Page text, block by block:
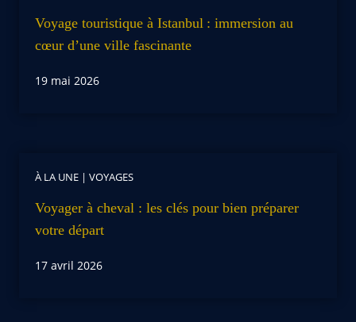
Voyage touristique à Istanbul : immersion au
cœur d’une ville fascinante
19 mai 2026
À LA UNE | VOYAGES
Voyager à cheval : les clés pour bien préparer
votre départ
17 avril 2026